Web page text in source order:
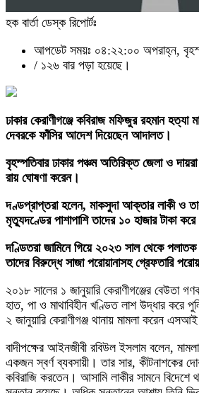
হক বার্তা ডেস্ক রিপোর্টঃ
আপডেট সময়ঃ ০৪:২২:০০ অপরাহ্ন,
/ ১২৬ বার পড়া হয়েছে।
ঢাকার কেরাণীগঞ্জে কবিরাজ মফিজুর রহমান হত্যা
দেবরকে ফাঁসির আদেশ দিয়েছেন আদালত।
বৃহস্পতিবার ঢাকার পঞ্চম অতিরিক্ত জেলা ও
রায় ঘোষণা করেন।
দণ্ডপ্রাপ্তরা হলেন, মাকসুদা আক্তার লাকী ও
মৃত্যুদণ্ডের পাশাপাশি তাদের ১০ হাজার টাকা
দণ্ডিতরা জামিনে গিয়ে ২০২৩ সাল থেকে
তাদের বিরুদ্ধে সাজা পরোয়ানাসহ গ্রেফতারি
২০১৮ সালের ১ জানুয়ারি কেরাণীগঞ্জের বেউতা
হাত, পা ও মাথাবিহীন খণ্ডিত লাশ উদ্ধার করে
২ জানুয়ারি কেরাণীগঞ্জ থানায় মামলা করেন
বাদীপক্ষের আইনজীবী রবিউল ইসলাম বলেন,
একজন স্বর্ণ ব্যবসায়ী। তার সার, কীটনাশকের
কবিরাজি করতেন। আসামি লাকীর সামনে বিদেশে